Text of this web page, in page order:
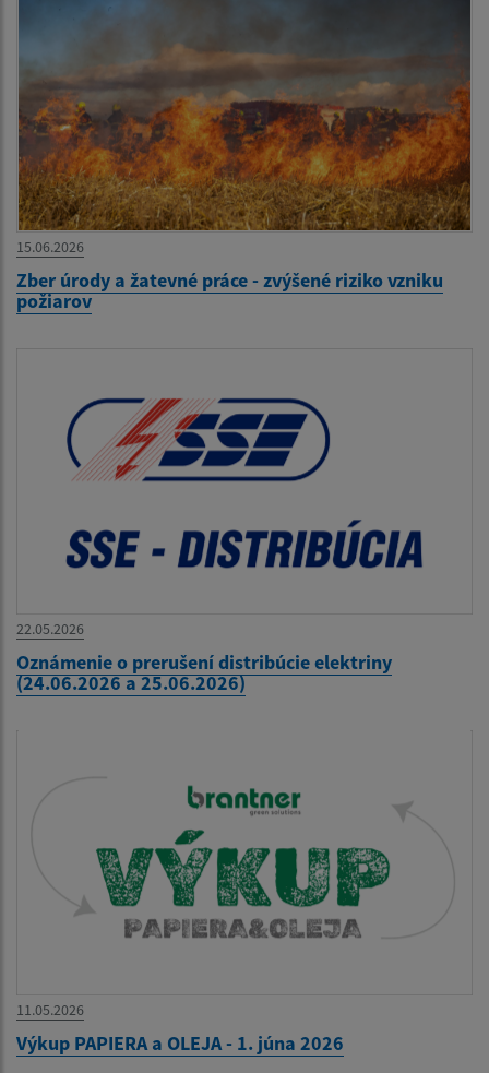
15.06.2026
Zber úrody a žatevné práce - zvýšené riziko vzniku
požiarov
22.05.2026
Oznámenie o prerušení distribúcie elektriny
(24.06.2026 a 25.06.2026)
11.05.2026
Výkup PAPIERA a OLEJA - 1. júna 2026